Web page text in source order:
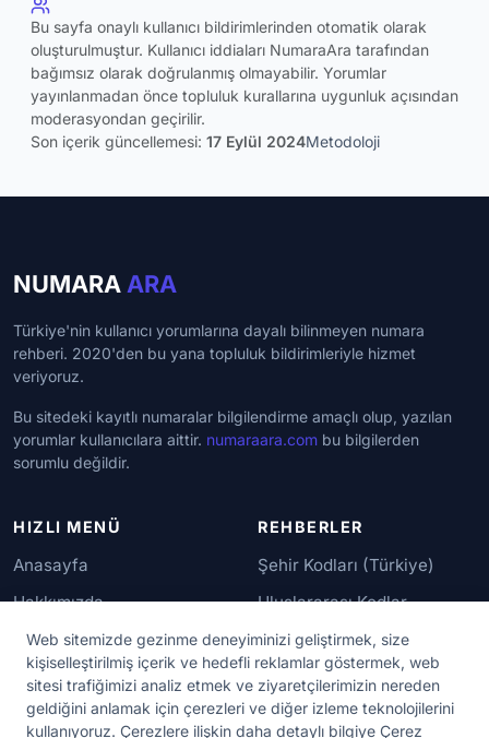
Web sitemizde gezinme deneyiminizi geliştirmek, size
kişiselleştirilmiş içerik ve hedefli reklamlar göstermek, web
sitesi trafiğimizi analiz etmek ve ziyaretçilerimizin nereden
geldiğini anlamak için çerezleri ve diğer izleme teknolojilerini
kullanıyoruz. Çerezlere ilişkin daha detaylı bilgiye Çerez
Bu sayfa onaylı kullanıcı bildirimlerinden otomatik olarak
oluşturulmuştur. Kullanıcı iddiaları NumaraAra tarafından
bağımsız olarak doğrulanmış olmayabilir. Yorumlar
yayınlanmadan önce topluluk kurallarına uygunluk açısından
moderasyondan geçirilir.
Son içerik güncellemesi: 17 Eylül 2024Metodoloji
NUMARA ARA
Türkiye'nin kullanıcı yorumlarına dayalı bilinmeyen numara
rehberi. 2020'den bu yana topluluk bildirimleriyle hizmet
veriyoruz.
Bu sitedeki kayıtlı numaralar bilgilendirme amaçlı olup, yazılan
yorumlar kullanıcılara aittir. numaraara.com bu bilgilerden
sorumlu değildir.
HIZLI MENÜ
Anasayfa
Hakkımızda
İletişim
REHBERLER
Şehir Kodları (Türkiye)
Uluslararası Kodlar
Güvenilir Numaralar
YASAL KORUMA